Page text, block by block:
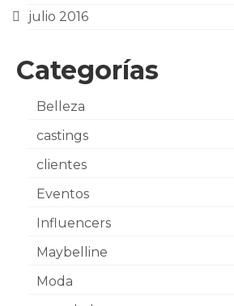
julio 2016
Categorías
Belleza
castings
clientes
Eventos
Influencers
Maybelline
Moda